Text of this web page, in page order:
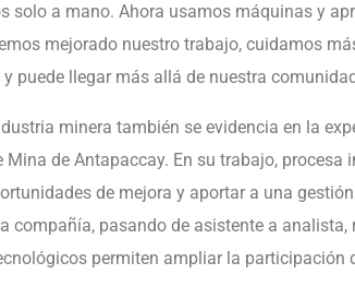
solo a mano. Ahora usamos máquinas y
mejorado nuestro trabajo, cuidamos
puede llegar más allá de nuestra
minera también se evidencia en la
Mina de Antapaccay. En su trabajo,
de mejora y aportar a una
compañía, pasando de asistente a
permiten ampliar la participación